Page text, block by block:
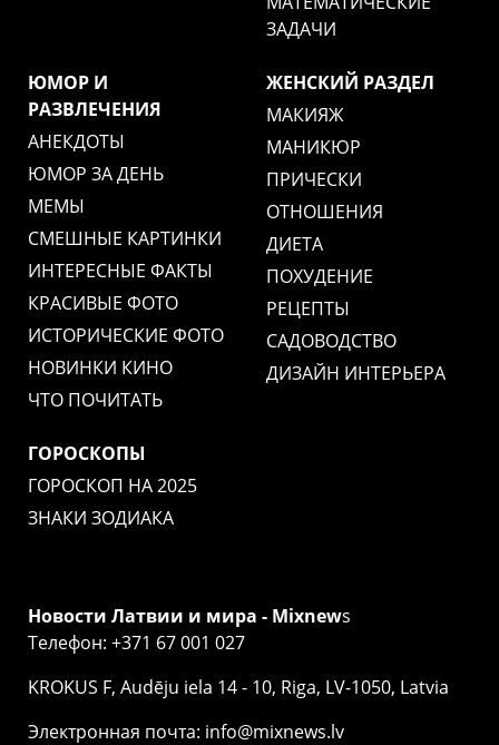
ЗАДАЧИ
ЮМОР И
РАЗВЛЕЧЕНИЯ
АНЕКДОТЫ
ЮМОР ЗА ДЕНЬ
МЕМЫ
СМЕШНЫЕ КАРТИНКИ
ИНТЕРЕСНЫЕ ФАКТЫ
КРАСИВЫЕ ФОТО
ИСТОРИЧЕСКИЕ ФОТО
НОВИНКИ КИНО
ЧТО ПОЧИТАТЬ
ЖЕНСКИЙ РАЗДЕЛ
МАКИЯЖ
МАНИКЮР
ПРИЧЕСКИ
ОТНОШЕНИЯ
ДИЕТА
ПОХУДЕНИЕ
РЕЦЕПТЫ
САДОВОДСТВО
ДИЗАЙН ИНТЕРЬЕРА
ГОРОСКОПЫ
ГОРОСКОП НА 2025
ЗНАКИ ЗОДИАКА
Новости Латвии и мира - Mixnews
Телефон: +371 67 001 027
KROKUS F, Audēju iela 14 - 10, Riga, LV-1050, Latvia
Электронная почта: info@mixnews.lv